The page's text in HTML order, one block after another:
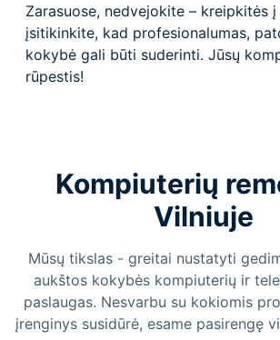
Zarasuose, nedvejokite – kreipkitės į
įsitikinkite, kad profesionalumas,
kokybė gali būti suderinti. Jūsų
rūpestis!
Kompiuterių
Vilniuje
Mūsų tikslas - greitai nustatyti
aukštos kokybės kompiuterių ir
paslaugas. Nesvarbu su kokiomis
įrenginys susidūrė, esame pasirengę